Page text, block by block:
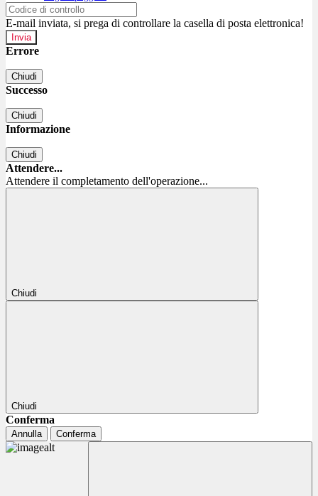
E-mail inviata, si prega di controllare la casella di posta elettronica!
Errore
Chiudi
Successo
Chiudi
Informazione
Chiudi
Attendere...
Attendere il completamento dell'operazione...
Chiudi
Chiudi
Conferma
Annulla Conferma